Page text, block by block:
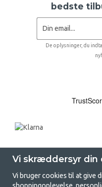
bedste
De oplysninger, du
Vi skræddersyr din
Vi bruger cookies til at give